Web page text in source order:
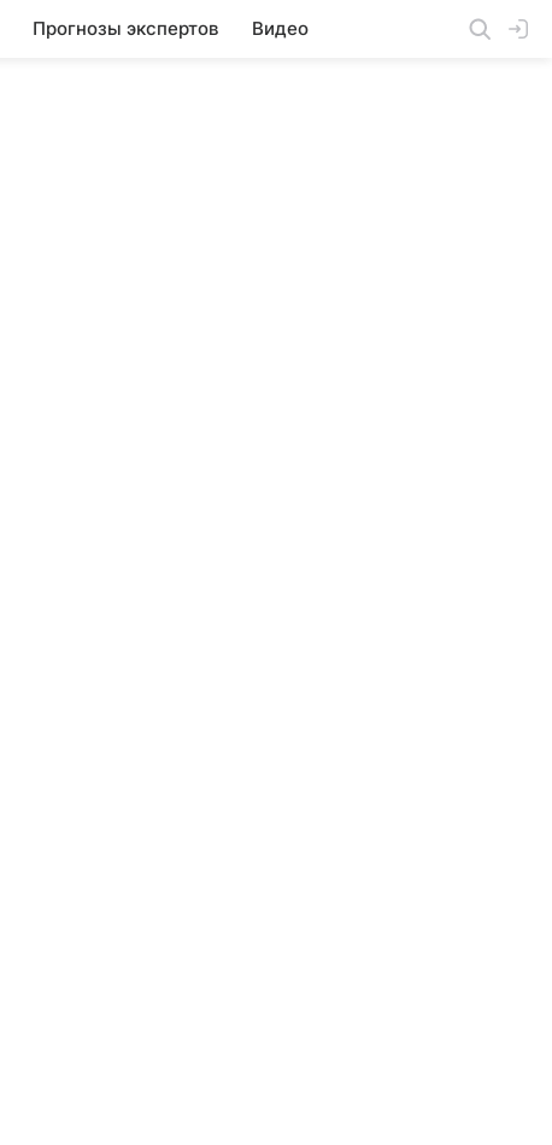
Прогнозы экспертов Видео